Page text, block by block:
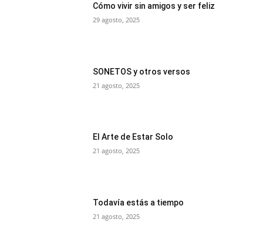
Cómo vivir sin amigos y ser feliz
29 agosto, 2025
SONETOS y otros versos
21 agosto, 2025
El Arte de Estar Solo
21 agosto, 2025
Todavía estás a tiempo
21 agosto, 2025